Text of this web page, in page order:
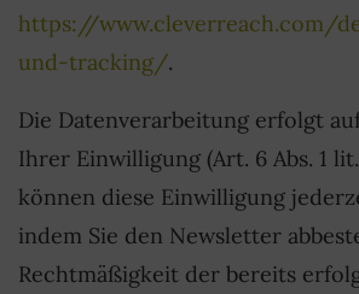
https://www.cleverreach.com/
und-tracking/.
Die Datenverarbeitung erfolgt
Ihrer Einwilligung (Art. 6 Abs. 1 lit.
können diese Einwilligung
indem Sie den Newsletter
Rechtmäßigkeit der bereits